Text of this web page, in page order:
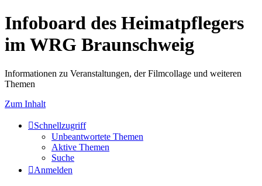
Infoboard des Heimatpflegers
im WRG Braunschweig
Informationen zu Veranstaltungen, der Filmcollage und weiteren
Themen
Zum Inhalt
Schnellzugriff
Unbeantwortete Themen
Aktive Themen
Suche
Anmelden